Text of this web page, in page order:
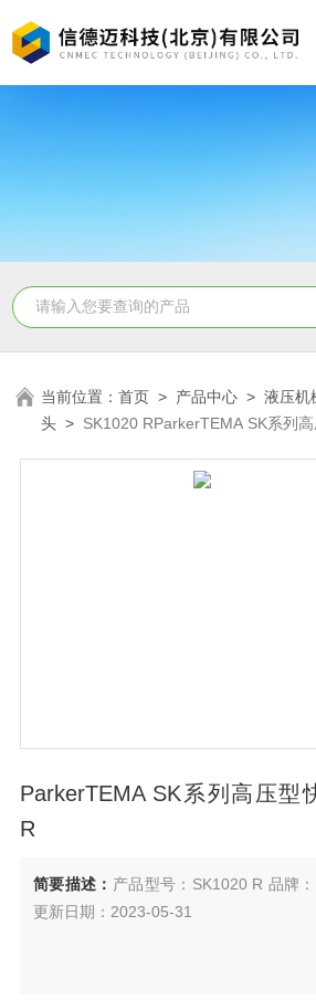
当前位置：首页 > 产品中心 >液压机
头 > SK1020 RParkerTEMA SK系列
ParkerTEMA SK系列高压型
R
简要描述： 产品型号：SK1020 R 品牌
更新日期：2023-05-31